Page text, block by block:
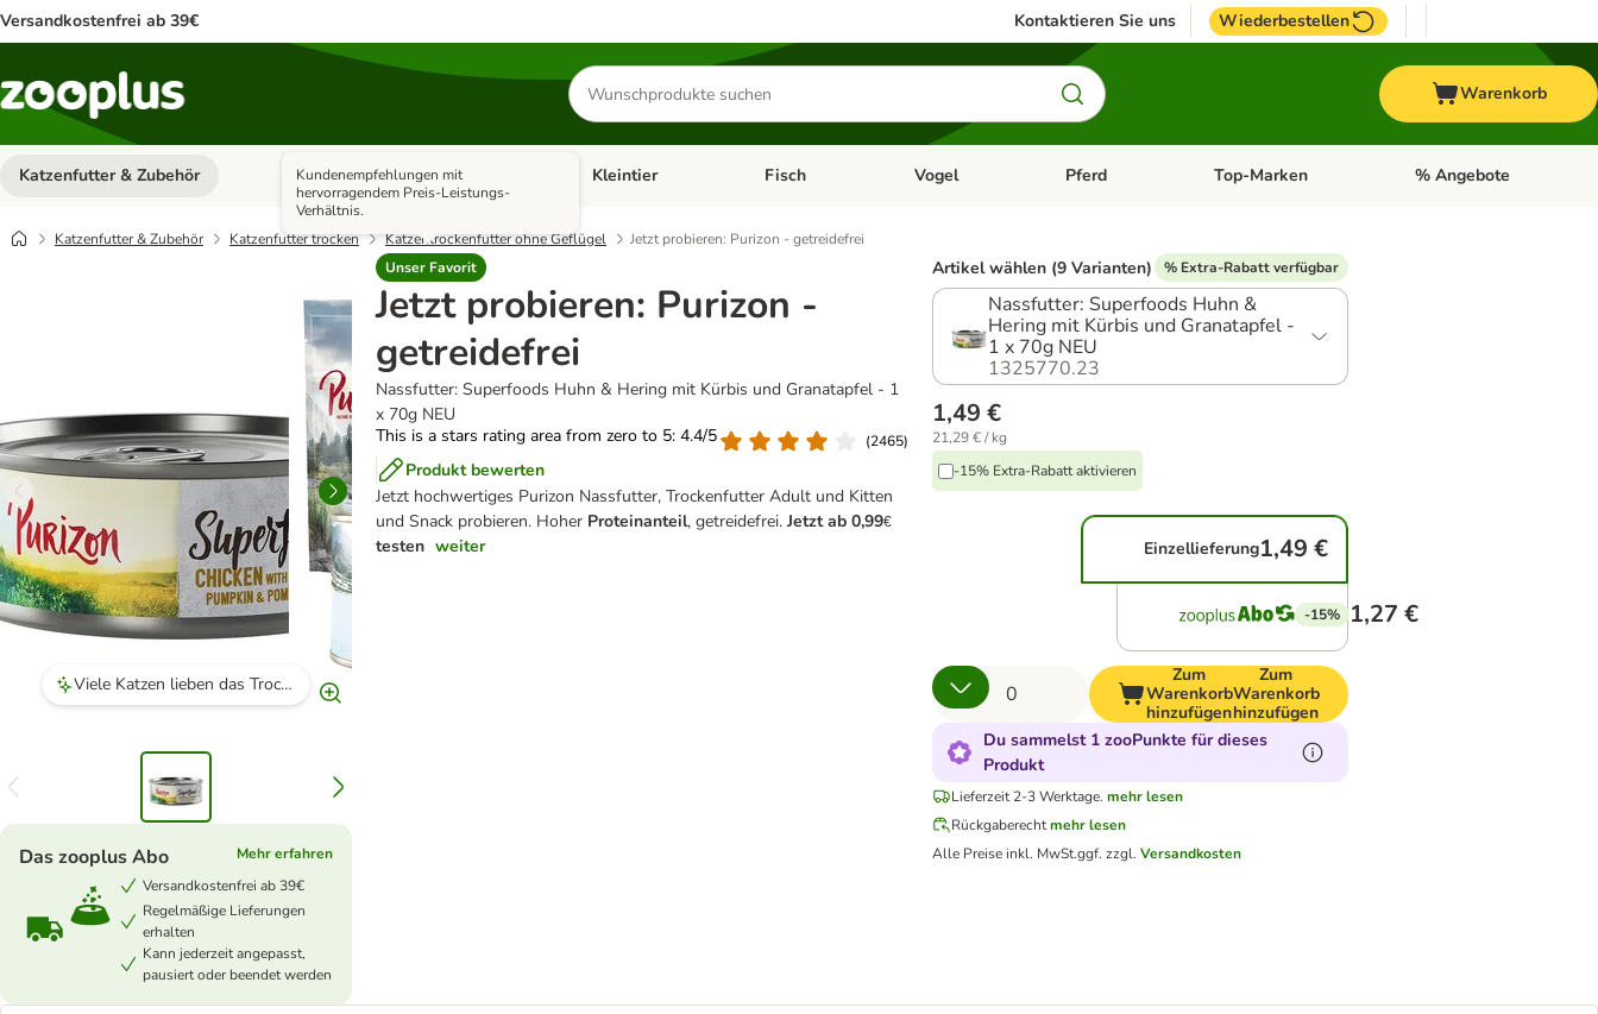
Versandkostenfrei ab 39€ Kontaktieren Sie uns Wiederbestellen
Produkte
suchen
Warenkorb
Katzenfutter & Zubehör Kategorie-Menü öffnen: Katzenfutter & Zubehör
Hundefutter & Zubehör Kategorie-Menü öffnen: Hundefutter & Zubehör
Kleintier Kategorie-Menü öffnen: Kleintier
Fisch Kategorie-Menü öffnen: Fisch
Vogel Kategorie-Menü öffnen: Vogel
Pferd Kategorie-Menü öffnen: Pferd
Top-Marken Kategorie-Menü öffnen:
% Angebote
Katzenfutter & Zubehör Katzenfutter trocken Katzentrockenfutter ohne Geflügel
Jetzt probieren: Purizon - getreidefrei
Unser Favorit
Kundenempfehlungen mit
hervorragendem Preis-Leistungs-
Verhältnis.
Jetzt probieren: Purizon -
getreidefrei
Nassfutter: Superfoods Huhn & Hering mit Kürbis und Granatapfel - 1
x 70g NEU
This is a stars rating area from zero to 5: 4.4/5
(2465)
Produkt bewerten
Jetzt hochwertiges Purizon Nassfutter, Trockenfutter Adult und Kitten
und Snack probieren. Hoher Proteinanteil, getreidefrei.Jetzt ab 0,99€
testen weiter
Viele Katzen lieben das Trockenfutter, besonders die Sorten mit Huhn.
Das zooplus Abo
Mehr erfahren
Versandkostenfrei ab 39€
Regelmäßige Lieferungen
erhalten
Kann jederzeit angepasst,
pausiert oder beendet werden
Artikel wählen (9 Varianten) % Extra-Rabatt verfügbar
Nassfutter: Superfoods Huhn &
Hering mit Kürbis und Granatapfel -
1 x 70g NEU
1325770.23
1,49 €
21,29 € / kg
-15% Extra-Rabatt aktivieren
Einzellieferung1,49 €
-15% 1,27 €
Zum
Warenkorb
hinzufügen
Zum
Warenkorb
hinzufügen
Du sammelst 1 zooPunkte für dieses
Produkt
Lieferzeit 2-3 Werktage. mehr lesen
Rückgaberecht mehr lesen
Alle Preise inkl. MwSt.ggf. zzgl. Versandkosten